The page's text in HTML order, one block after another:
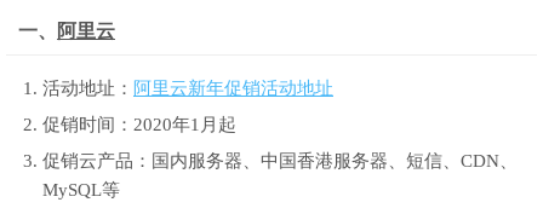
一、 阿里云
活动地址： 阿里云新年促销活动地址
促销时间：2020年1月起
促销云产品：国内服务器、中国香港服务器、短信、CDN、
MySQL等